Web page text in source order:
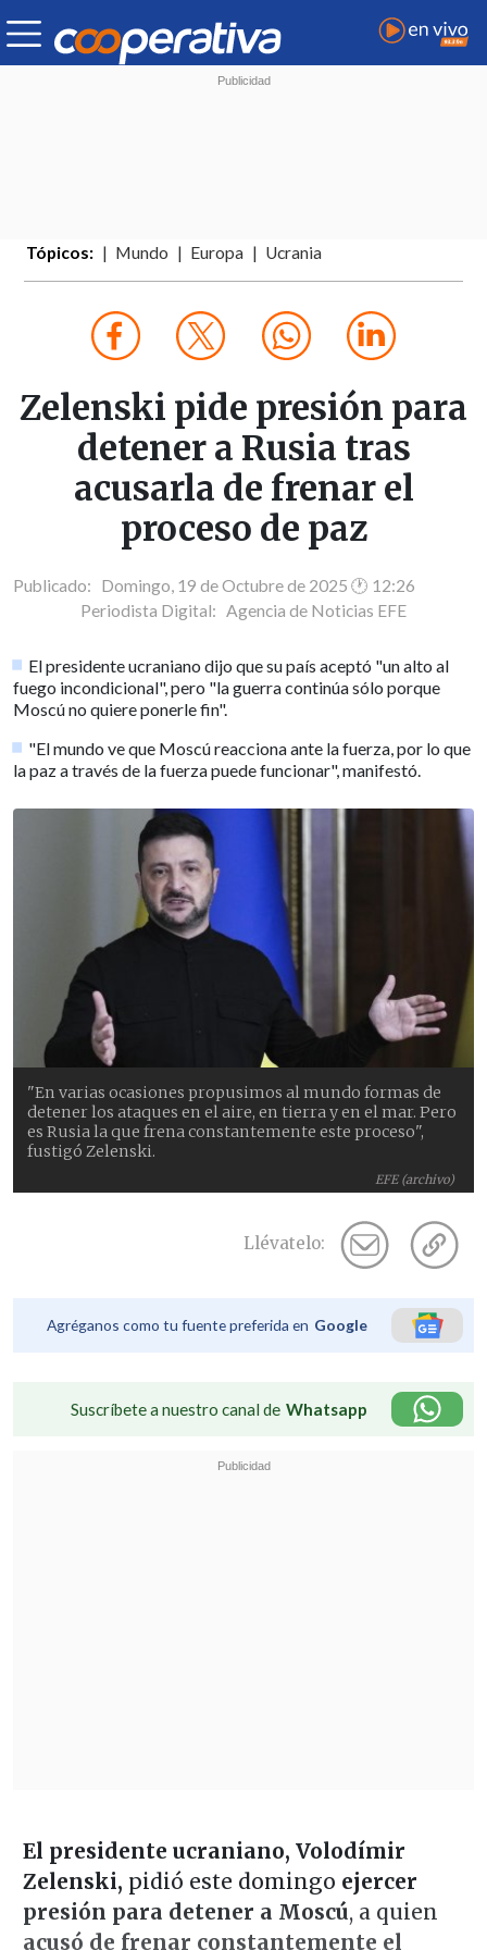
Tópicos: Mundo Europa Ucrania
Zelenski pide presión para
detener a Rusia tras
acusarla de frenar el
proceso de paz
Publicado: Domingo, 19 de Octubre de 2025 🕐 12:26
Periodista Digital: Agencia de Noticias EFE
El presidente ucraniano dijo que su país aceptó "un alto al
fuego incondicional", pero "la guerra continúa sólo porque
Moscú no quiere ponerle fin".
"El mundo ve que Moscú reacciona ante la fuerza, por lo que
la paz a través de la fuerza puede funcionar", manifestó.
EFE (archivo)
"En varias ocasiones propusimos al mundo formas de
detener los ataques en el aire, en tierra y en el mar. Pero
es Rusia la que frena constantemente este proceso",
fustigó Zelenski.
Llévatelo:
Agréganos como tu fuente preferida en Google
Suscríbete a nuestro canal de Whatsapp
El presidente ucraniano, Volodímir
Zelenski, pidió este domingo ejercer
presión para detener a Moscú, a quien
acusó de frenar constantemente el